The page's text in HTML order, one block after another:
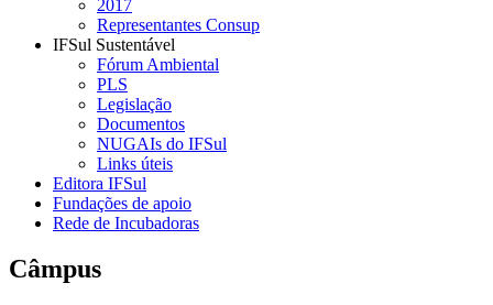
2017
Representantes Consup
IFSul Sustentável
Fórum Ambiental
PLS
Legislação
Documentos
NUGAIs do IFSul
Links úteis
Editora IFSul
Fundações de apoio
Rede de Incubadoras
Câmpus